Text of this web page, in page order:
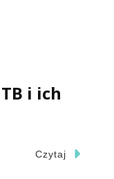
i ich
Czytaj